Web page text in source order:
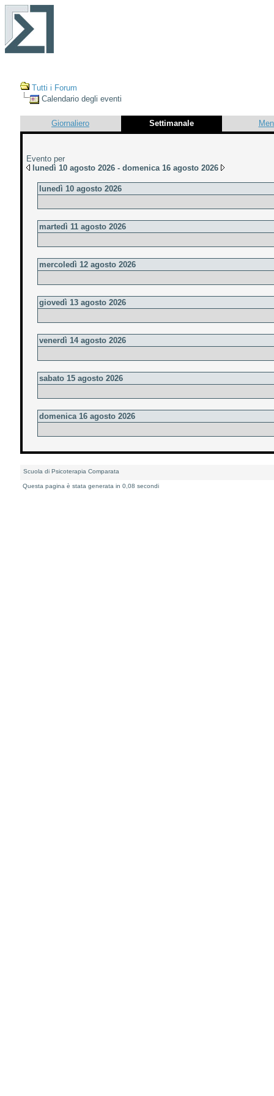
Tutti i Forum
Calendario degli eventi
Giornaliero Settimanale
Evento per
lunedì 10 agosto 2026 - domenica 16 agosto 2026
lunedì 10 agosto 2026
martedì 11 agosto 2026
mercoledì 12 agosto 2026
giovedì 13 agosto 2026
venerdì 14 agosto 2026
sabato 15 agosto 2026
domenica 16 agosto 2026
Scuola di Psicoterapia Comparata
Questa pagina è stata generata in 0,08 secondi